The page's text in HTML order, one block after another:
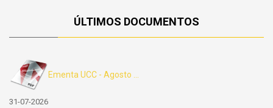
ÚLTIMOS DOCUMENTOS
Ementa UCC - Agosto ...
31-07-2026